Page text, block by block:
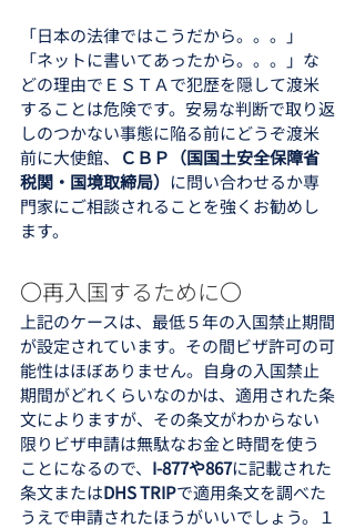
「日本の法律ではこうだから。。。」
「ネットに書いてあったから。。。」な
どの理由でＥＳＴＡで犯歴を隠して渡米
することは危険です。安易な判断で取り返
しのつかない事態に陥る前にどうぞ渡米
前に大使館、
ＣＢＰ（国国土安全保障省
税関・国境取締局） に問い合わせるか専
門家にご相談されることを強くお勧めし
ます。
〇再入国するために〇
上記のケースは、最低５年の入国禁止期間
が設定されています。その間ビザ許可の可
能性はほぼありません。自身の入国禁止
期間がどれくらいなのかは、適用された条
文によりますが、その条文がわからない
限りビザ申請は無駄なお金と時間を使う
ことになるので、 I-877や867に記載された
条文またはDHS TRIPで適用条文を調べた
うえで申請されたほうがいいでしょう。１